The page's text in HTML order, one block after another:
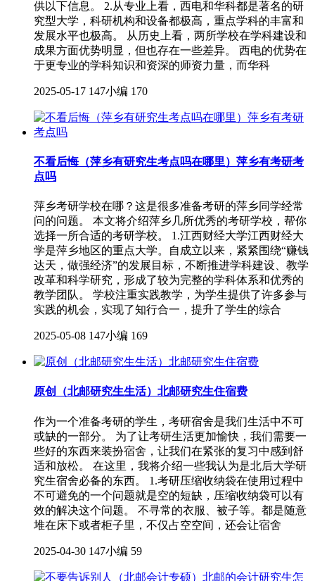
供以下信息。 2.从专业上看，西电和华科都是著名的研
究型大学，科研机构和设备都极高，重点学科的丰富和
发展水平也极高。 从历史上看，两所学校在学科建设和
成果方面优势明显，但也存在一些差异。 西电的优势在
于更专业的学科知识和资深的师资力量，而华科
2025-05-17 147小编 170
不看后悔（萍乡有研究生考点吗在哪里）萍乡有考研考
点吗
萍乡考研学校在哪？这是很多准备考研的萍乡同学经常
问的问题。 本文将介绍萍乡几所优秀的考研学校，帮你
选择一所合适的考研学校。 1.江西财经大学江西财经大
学是萍乡地区的重点大学。自成立以来，紧紧围绕“赚钱
达天，做强经济”的发展目标，不断推进学科建设、教学
改革和科学研究，形成了较为完整的学科体系和优秀的
教学团队。 学校注重实践教学，为学生提供了许多参与
实践的机会，实现了知行合一，提升了学生的综合
2025-05-08 147小编 169
原创（北邮研究生生活）北邮研究生住宿费
作为一个准备考研的学生，考研宿舍是我们生活中不可
或缺的一部分。 为了让考研生活更加愉快，我们需要一
些好的东西来装扮宿舍，让我们在紧张的复习中感到舒
适和放松。 在这里，我将介绍一些我认为是北后大学研
究生宿舍必备的东西。 1.考研压缩收纳袋在使用过程中
不可避免的一个问题就是空的短缺，压缩收纳袋可以有
效的解决这个问题。 不寻常的衣服、被子等。都是随意
堆在床下或者柜子里，不仅占空空间，还会让宿舍
2025-04-30 147小编 59